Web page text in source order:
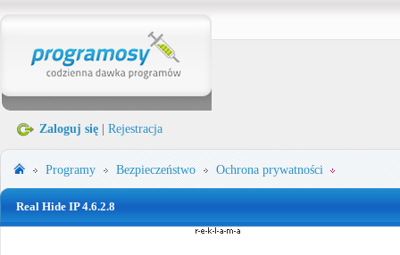
Zaloguj się Rejestracja
Programy Bezpieczeństwo Ochrona prywatności
Real Hide IP 4.6.2.8